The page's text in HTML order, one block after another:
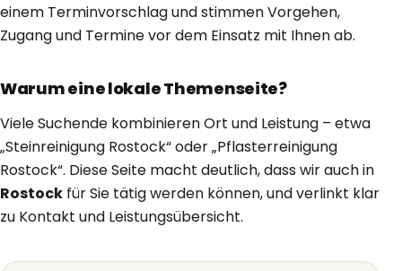
einem Terminvorschlag und stimmen Vorgehen,
Zugang und Termine vor dem Einsatz mit Ihnen ab.
Warum eine lokale Themenseite?
Viele Suchende kombinieren Ort und Leistung – etwa
„Steinreinigung Rostock“ oder „Pflasterreinigung
Rostock“. Diese Seite macht deutlich, dass wir auch in
Rostock für Sie tätig werden können, und verlinkt klar
zu Kontakt und Leistungsübersicht.